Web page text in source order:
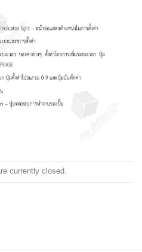
currently closed.